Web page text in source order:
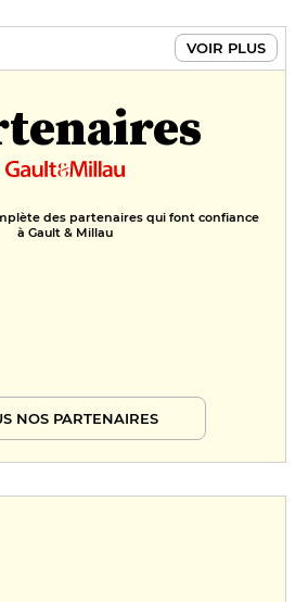
VOIR PLUS
des partenaires qui font confiance
à Gault & Millau
NOS PARTENAIRES